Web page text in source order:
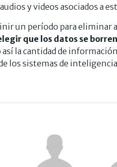
y videos asociados a
un período para
que los datos se
así la cantidad de
los sistemas de